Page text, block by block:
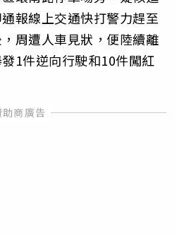
報線上交通快打警力趕至
周遭人車見狀，便陸續離
1件逆向行駛和10件闖紅